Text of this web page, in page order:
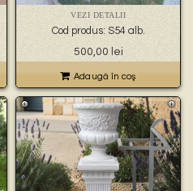
VEZI DETALII
Cod produs: S54 alb.
500,00 lei
Adaugă în coş